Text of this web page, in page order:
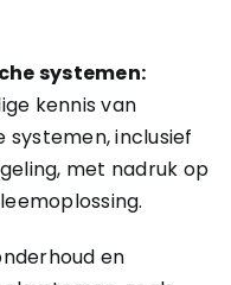
systemen:
kennis van
systemen, inclusief
met nadruk op
en